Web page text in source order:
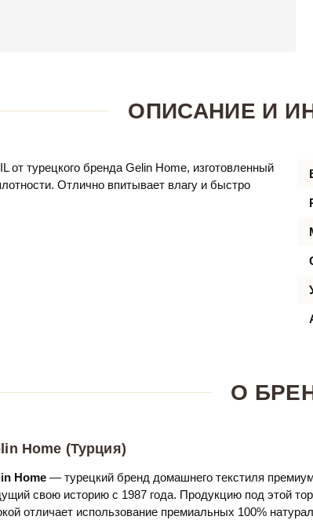
ОПИСАНИЕ И
от турецкого бренда Gelin Home, изготовленный
Отлично впитывает влагу и быстро
О
Home (Турция)
Home — турецкий бренд домашнего текстиля
свою историю с 1987 года. Продукцию под этой
отличает использование премиальных 100%